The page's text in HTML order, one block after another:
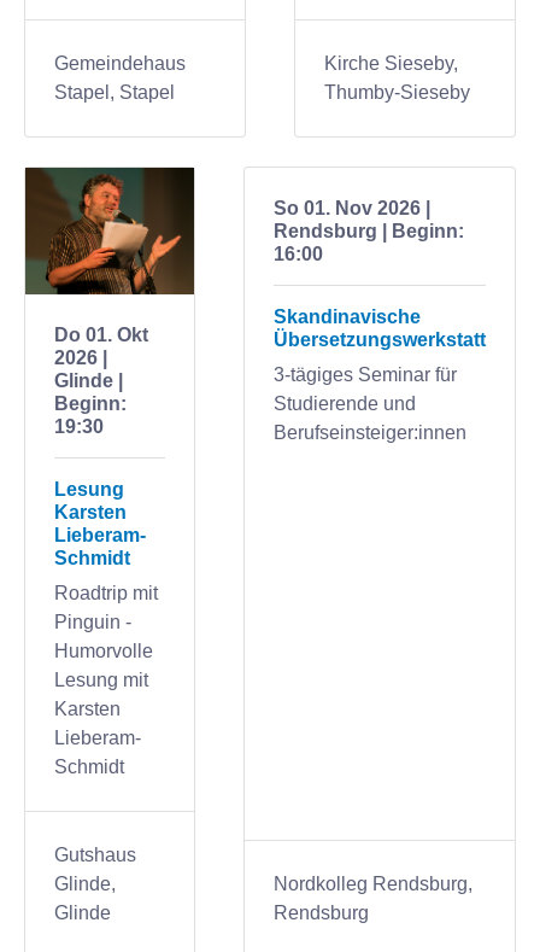
Gemeindehaus
Stapel, Stapel
Kirche Sieseby,
Thumby-Sieseby
Do 01. Okt
2026 |
Glinde |
Beginn:
19:30
Lesung
Karsten
Lieberam-
Schmidt
Roadtrip mit
Pinguin -
Humorvolle
Lesung mit
Karsten
Lieberam-
Schmidt
Gutshaus
Glinde,
Glinde
So 01. Nov 2026 |
Rendsburg | Beginn:
16:00
Skandinavische
Übersetzungswerkstatt
3-tägiges Seminar für
Studierende und
Berufseinsteiger:innen
Nordkolleg Rendsburg,
Rendsburg